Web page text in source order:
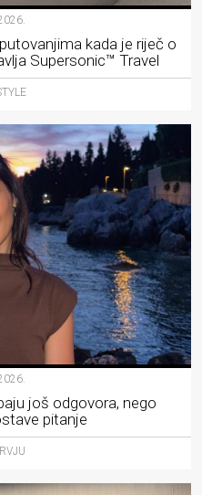
kada je riječ o
Supersonic™ Travel
još odgovora, nego
pitanje